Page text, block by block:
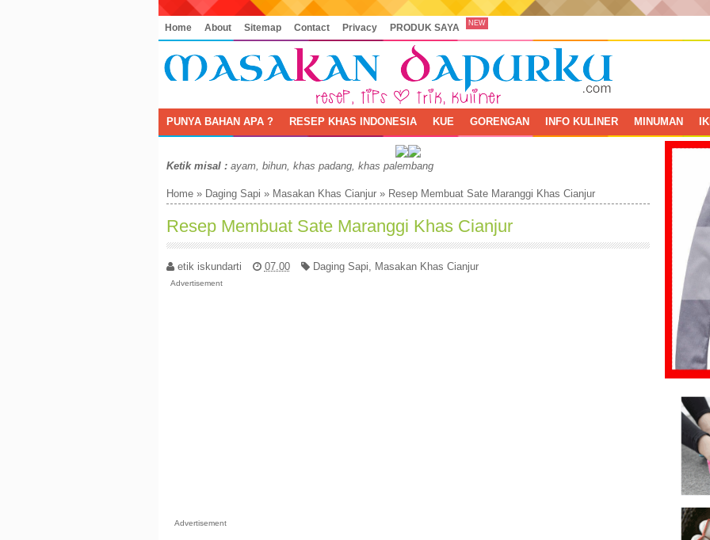
Home About Sitemap Contact Privacy PRODUK SAYA NEW
PUNYA BAHAN APA ? RESEP KHAS INDONESIA KUE GORENGAN INFO KULINER MINUMAN
Ketik misal :ayam, bihun, khas padang, khas palembang
Home» Daging Sapi » Masakan Khas Cianjur» Resep Membuat Sate Maranggi Khas Cianjur
Resep Membuat Sate Maranggi Khas Cianjur
etik iskundarti 07.00 Daging Sapi Masakan Khas Cianjur
Advertisement
Advertisement